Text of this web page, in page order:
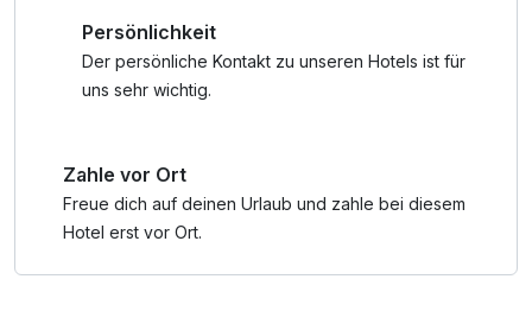
• freie Fahrt mit dem Fidibus Wanderbus
• kostenlose Berg- & Talfahrt Papageno Gondelbahn
• freier Eintritt im Schwimmbad Filzmoos
• Ermäßigung im 3D Bogenparcour
• und vieles mehr
Persönlichkeit
Der persönliche Kontakt zu unseren Hotels ist für
uns sehr wichtig.
Zahle vor Ort
Freue dich auf deinen Urlaub und zahle bei diesem
Hotel erst vor Ort.